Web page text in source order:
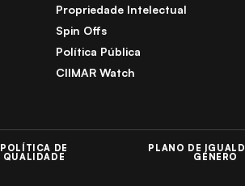
Propriedade Intelectual
Spin Offs
Política Pública
CIIMAR Watch
POLÍTICA DE
QUALIDADE
PLANO DE
GÉNERO